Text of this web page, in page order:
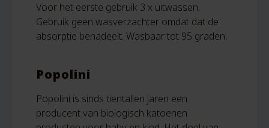
Voor het eerste gebruik 3 x uitwassen.
Gebruik geen wasverzachter omdat dat de
absorptie benadeelt. Wasbaar tot 95 graden.
Popolini
Popolini is sinds tientallen jaren een
producent van biologisch katoenen